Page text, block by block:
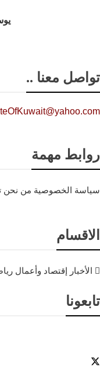
تواصل معنا ..
روابط مهمة
سياسة الخصوصية من نحن
الاقسام
الأخبار إقتصاد وأعمال
تابعونا